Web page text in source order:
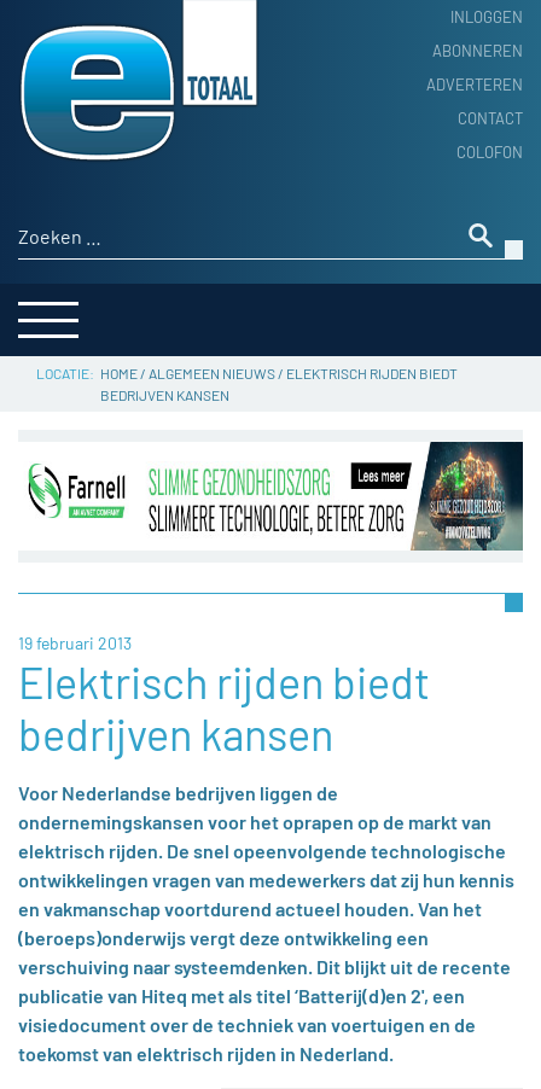
INLOGGEN
ABONNEREN
ADVERTEREN
CONTACT
COLOFON
Zoeken naar:
HOME
PRODUCTNIEUWS
ACHTERGROND
THEMA’S
SERVICE
HOME/ ALGEMEEN NIEUWS/ ELEKTRISCH RIJDEN BIEDT
BEDRIJVEN KANSEN
19 februari 2013
Elektrisch rijden biedt
bedrijven kansen
Voor Nederlandse bedrijven liggen de
ondernemingskansen voor het oprapen op de markt van
elektrisch rijden. De snel opeenvolgende technologische
ontwikkelingen vragen van medewerkers dat zij hun kennis
en vakmanschap voortdurend actueel houden. Van het
(beroeps)onderwijs vergt deze ontwikkeling een
verschuiving naar systeemdenken. Dit blijkt uit de recente
publicatie van Hiteq met als titel ‘Batterij(d)en 2', een
visiedocument over de techniek van voertuigen en de
toekomst van elektrisch rijden in Nederland.